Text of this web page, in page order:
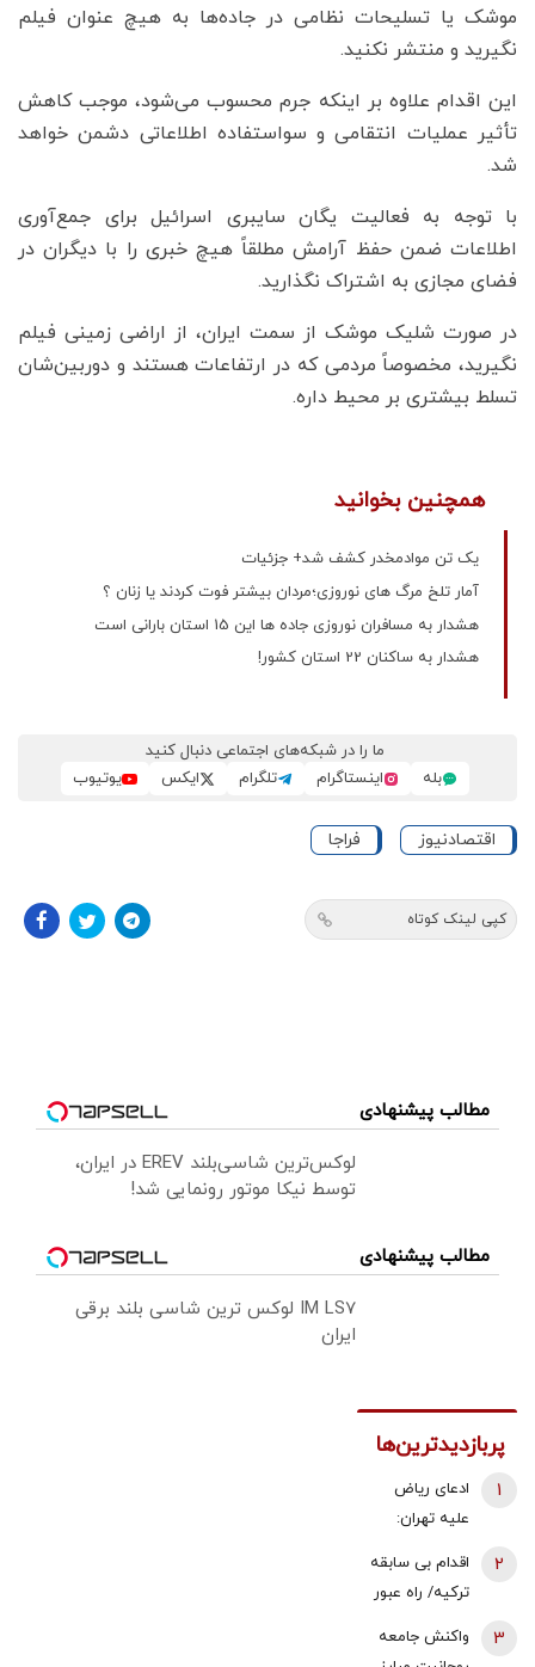
موشک یا تسلیحات نظامی در جاده‌ها به هیچ عنوان فیلم
نگیرید و منتشر نکنید.
این اقدام علاوه بر اینکه جرم محسوب می‌شود، موجب کاهش
تأثیر عملیات انتقامی و سواستفاده اطلاعاتی دشمن خواهد
شد.
با توجه به فعالیت یگان سایبری اسرائیل برای جمع‌آوری
اطلاعات ضمن حفظ آرامش مطلقاً هیچ خبری را با دیگران در
فضای مجازی به اشتراک نگذارید.
در صورت شلیک موشک از سمت ایران، از اراضی زمینی فیلم
نگیرید، مخصوصاً مردمی که در ارتفاعات هستند و دوربین‌شان
تسلط بیشتری بر محیط داره.
همچنین بخوانید
یک تن موادمخدر کشف شد+ جزئیات
آمار تلخ مرگ های نوروزی؛مردان بیشتر فوت کردند یا زنان ؟
هشدار به مسافران نوروزی جاده ها این 15 استان بارانی است
هشدار به ساکنان 22 استان کشور!
ما را در شبکه‌های اجتماعی دنبال کنید
بله
اینستاگرام تلگرام ایکس یوتیوب
اقتصادنیوز فراجا
کپی لینک کوتاه
مطالب پیشنهادی
لوکس‌ترین شاسی‌بلند EREV در ایران،
توسط نیکا موتور رونمایی شد!
مطالب پیشنهادی
IM LS7 لوکس ترین شاسی بلند برقی
ایران
پربازدیدترین‌ها
ادعای ریاض
علیه تهران:
است
1
اقدام بی سابقه
ترکیه/ راه عبور
2
واکنش جامعه
3